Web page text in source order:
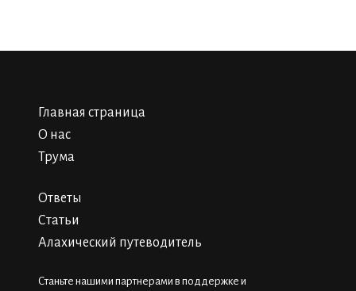
Главная страница
О нас
Трума
Ответы
Статьи
Алахический путеводитель
Станьте нашими партнерами в поддержке и